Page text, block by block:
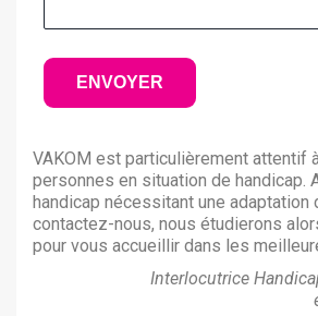
VAKOM est particulièrement attentif
personnes en situation de handicap.
handicap nécessitant une adaptation
contactez-nous, nous étudierons
pour vous accueillir dans les
Interlocutrice